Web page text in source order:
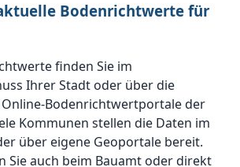
Bodenrichtwerte für
finden Sie im
Ihrer Stadt oder über die
Bodenrichtwertportale der
Kommunen stellen die Daten im
über eigene Geoportale bereit.
Sie auch beim Bauamt oder direkt